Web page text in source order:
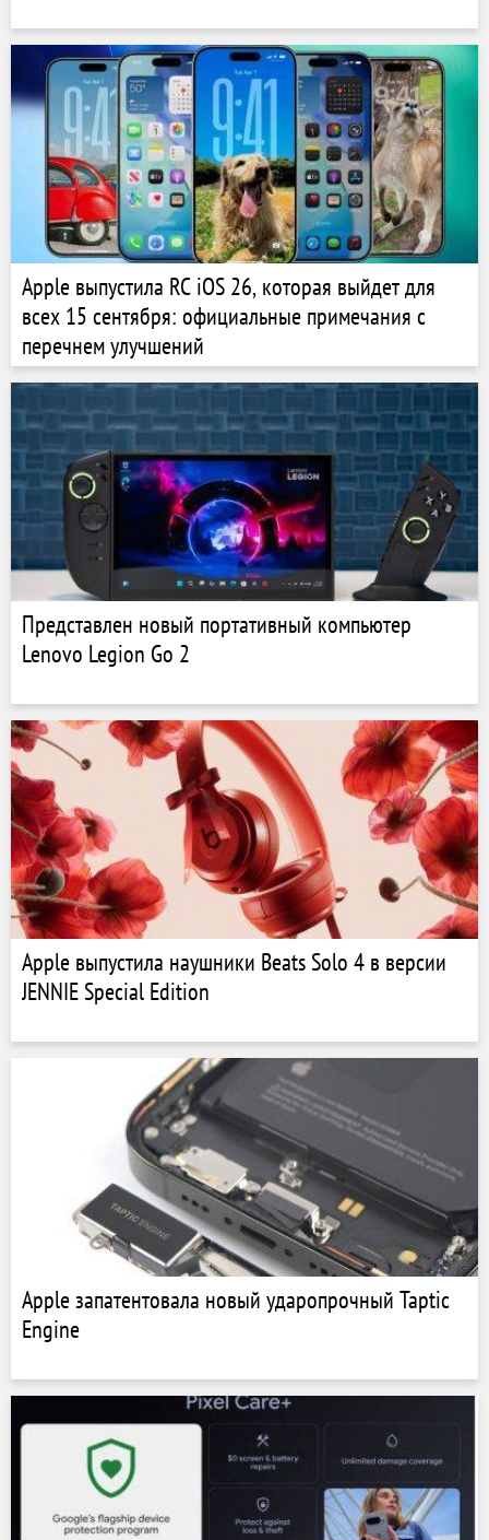
Apple выпустила RC iOS 26, которая выйдет для
всех 15 сентября: официальные примечания с
перечнем улучшений
Представлен новый портативный компьютер
Lenovo Legion Go 2
Apple выпустила наушники Beats Solo 4 в версии
JENNIE Special Edition
Apple запатентовала новый ударопрочный Taptic
Engine